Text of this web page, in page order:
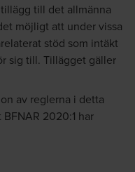
till det allmänna
möjligt att under vissa
stöd som intäkt
sig till. Tillägget gäller
av reglerna i detta
2020:1 har